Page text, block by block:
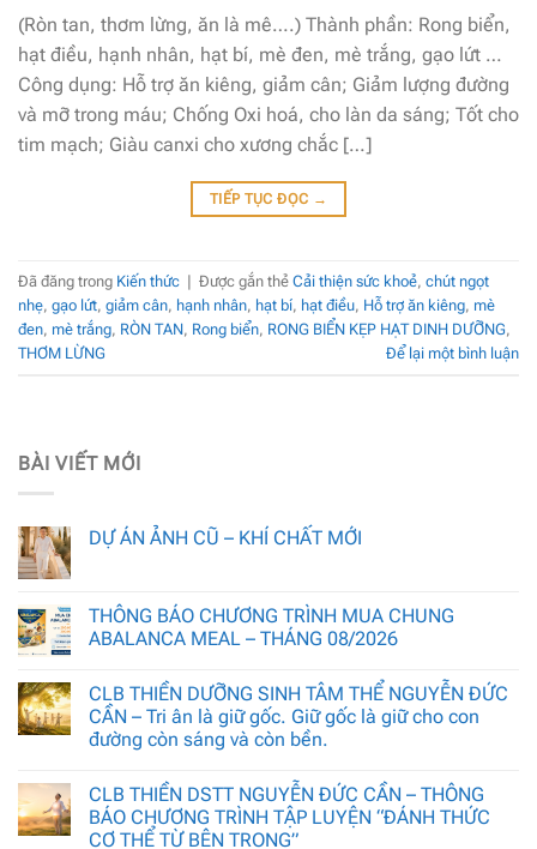
(Ròn tan, thơm lừng, ăn là mê….) Thành phần: Rong biển,
hạt điều, hạnh nhân, hạt bí, mè đen, mè trắng, gạo lứt …
Công dụng: Hỗ trợ ăn kiêng, giảm cân; Giảm lượng đường
và mỡ trong máu; Chống Oxi hoá, cho làn da sáng; Tốt cho
tim mạch; Giàu canxi cho xương chắc […]
TIẾP TỤC ĐỌC →
Đã đăng trong Kiến thức | Được gắn thẻ Cải thiện sức khoẻ, chút ngọt
nhẹ, gạo lứt, giảm cân, hạnh nhân, hạt bí, hạt điều, Hỗ trợ ăn kiêng, mè
đen, mè trắng, RÒN TAN, Rong biển, RONG BIỂN KẸP HẠT DINH DƯỠNG,
THƠM LỪNG
Để lại một bình luận
BÀI VIẾT MỚI
DỰ ÁN ẢNH CŨ – KHÍ CHẤT MỚI
THÔNG BÁO CHƯƠNG TRÌNH MUA CHUNG
ABALANCA MEAL – THÁNG 08/2026
CLB THIỀN DƯỠNG SINH TÂM THỂ NGUYỄN ĐỨC
CẦN – Tri ân là giữ gốc. Giữ gốc là giữ cho con
đường còn sáng và còn bền.
CLB THIỀN DSTT NGUYỄN ĐỨC CẦN – THÔNG
BÁO CHƯƠNG TRÌNH TẬP LUYỆN “ĐÁNH THỨC
CƠ THỂ TỪ BÊN TRONG”